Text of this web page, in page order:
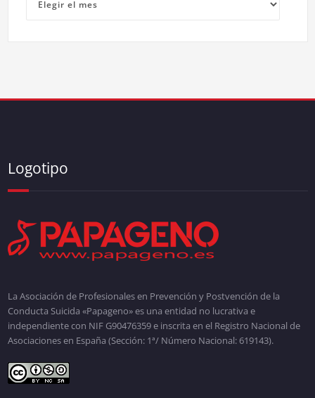
Logotipo
La Asociación de Profesionales en Prevención y Postvención de la
Conducta Suicida «Papageno» es una entidad no lucrativa e
independiente con NIF G90476359 e inscrita en el Registro Nacional de
Asociaciones en España (Sección: 1ª/ Número Nacional: 619143).